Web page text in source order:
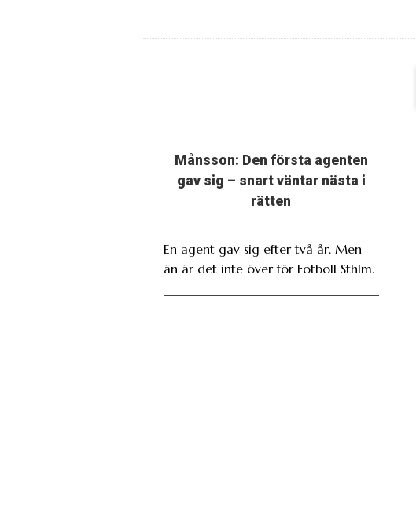
Månsson: Den första agenten
gav sig – snart väntar nästa i
rätten
En agent gav sig efter två år. Men
än är det inte över för Fotboll Sthlm.